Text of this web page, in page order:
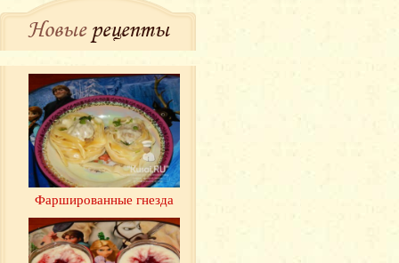
Новыерецепты
Фаршированные гнезда